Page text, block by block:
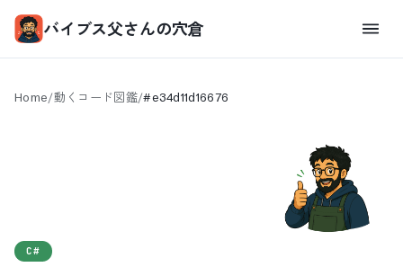
バイブス父さんの穴倉
Home/動くコード図鑑/#e34d11d16676
C#